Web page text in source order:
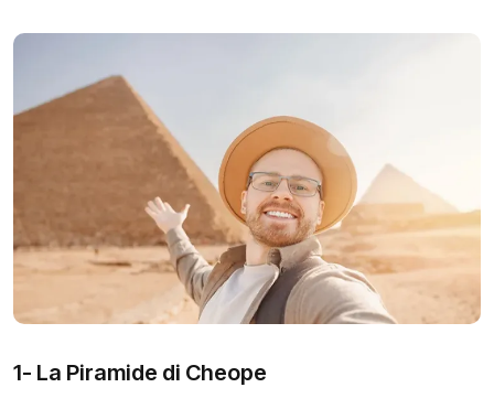
1- La Piramide di Cheope